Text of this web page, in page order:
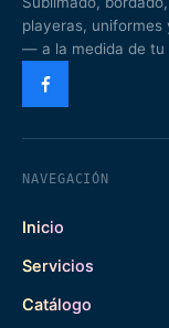
playeras, uniformes
— a la medida de tu
NAVEGACIÓN
Inicio
Servicios
Catálogo